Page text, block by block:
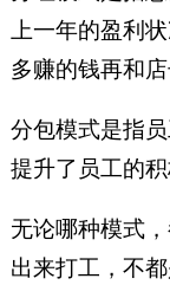
上一年的盈利
多赚的钱再和店
分包模式是指
提升了员工的积
无论哪种模式
出来打工，不都